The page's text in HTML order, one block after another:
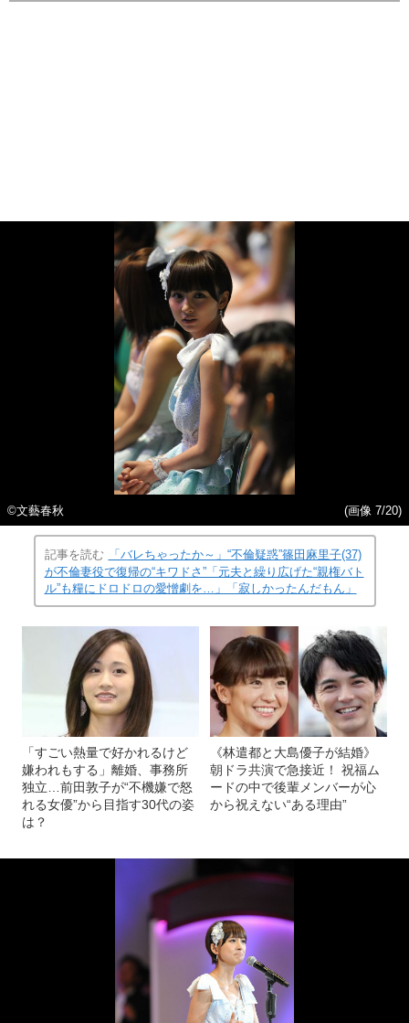
©文藝春秋 (画像 7/20)
記事を読む
「バレちゃったか～」“不倫疑惑”篠田麻里子(37)
が不倫妻役で復帰の“キワドさ”「元夫と繰り広げた“親権バト
ル”も糧にドロドロの愛憎劇を…」「寂しかったんだもん」
「すごい熱量で好かれるけど
嫌われもする」離婚、事務所
独立…前田敦子が“不機嫌で怒
れる女優”から目指す30代の姿
は？
《林遣都と大島優子が結婚》
朝ドラ共演で急接近！ 祝福ム
ードの中で後輩メンバーが心
から祝えない“ある理由”